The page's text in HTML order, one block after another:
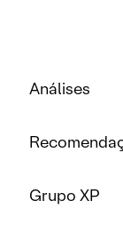
Análises
Grupo XP